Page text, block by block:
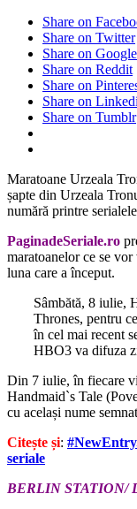
Share on
Share on Twitter
Share on
Share on Reddit
Share on
Share on
Share on Tumblr
Maratoane Urzeala
șapte din Urzeala
numără printre
PaginadeSeriale.ro
maratoanelor ce se
luna care a început.
Sâmbătă, 8 iulie,
Thrones, pentru
în cel mai recent
HBO3 va difuza
Din 7 iulie, în fiecare
Handmaid`s Tale
cu același nume
Citește și:
seriale
BERLIN